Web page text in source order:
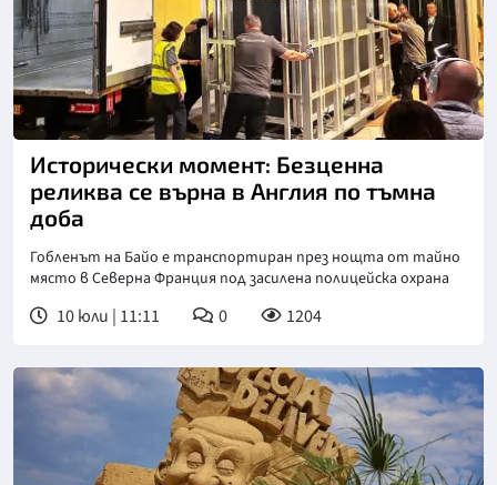
Исторически момент: Безценна
реликва се върна в Англия по тъмна
доба
Гобленът на Байо е транспортиран през нощта от тайно
място в Северна Франция под засилена полицейска охрана
10 юли | 11:11 0 1204